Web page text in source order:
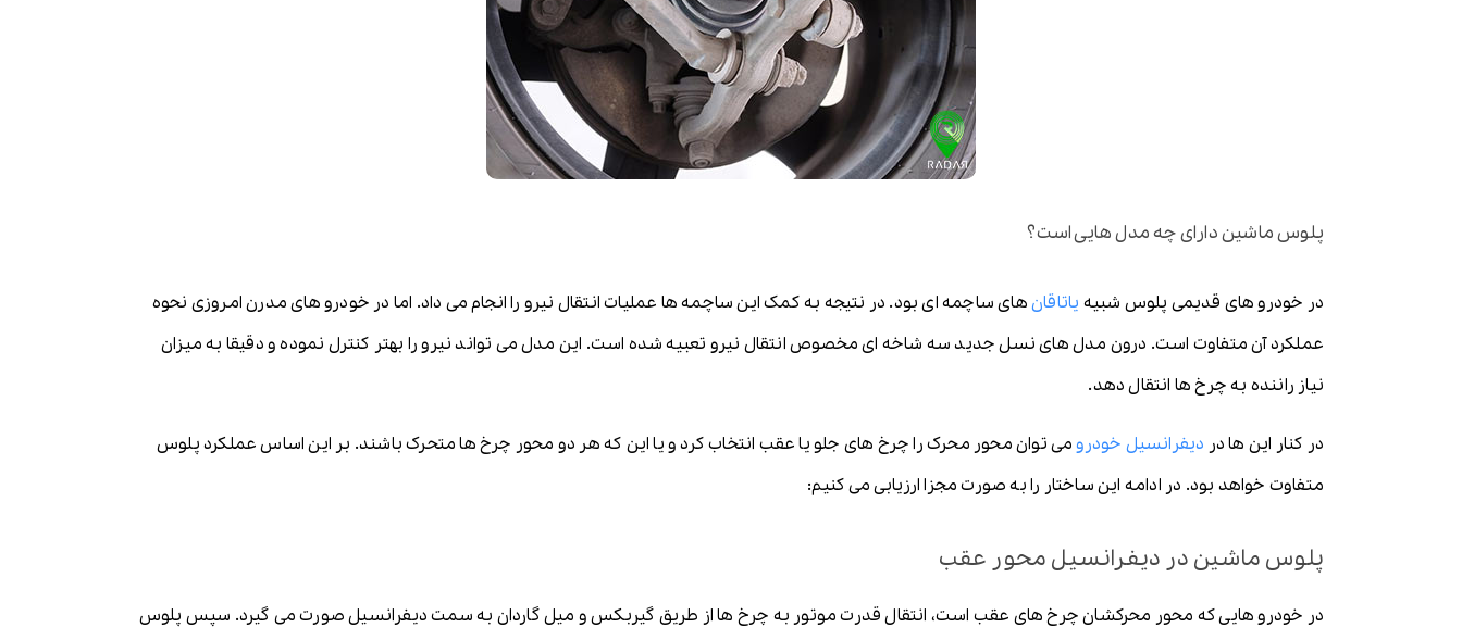
پلوس ماشین دارای چه مدل هایی است؟
در خودرو های قدیمی پلوس شبیه یاتاقانهای ساچمه ای بود. در نتیجه به کمک این ساچمه ها عملیات انتقال نیرو را انجام می داد. اما در خودرو های مدرن امروزی نحوه
عملکرد آن متفاوت است. درون مدل های نسل جدید سه شاخه ای مخصوص انتقال نیرو تعبیه شده است. این مدل می تواند نیرو را بهتر کنترل نموده و دقیقا به میزان
نیاز راننده به چرخ ها انتقال دهد.
در کنار این ها در دیفرانسیل خودرومی توان محور محرک را چرخ های جلو یا عقب انتخاب کرد و یا این که هر دو محور چرخ ها متحرک باشند. بر این اساس عملکرد پلوس
متفاوت خواهد بود. در ادامه این ساختار را به صورت مجزا ارزیابی می کنیم:
پلوس ماشین در دیفرانسیل محور عقب
در خودرو هایی که محور محرکشان چرخ های عقب است، انتقال قدرت موتور به چرخ ها از طریق گیربکس و میل گاردان به سمت دیفرانسیل صورت می گیرد. سپس پلوس